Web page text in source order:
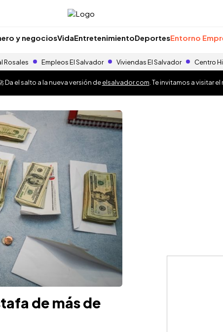
y negociosVidaEntretenimientoDeportesEntorno
Rosales Empleos El Salvador Viviendas El Salvador Centro
Da el salto a la nueva versión deelsalvador.com . Te invitamos a visitar
de más de